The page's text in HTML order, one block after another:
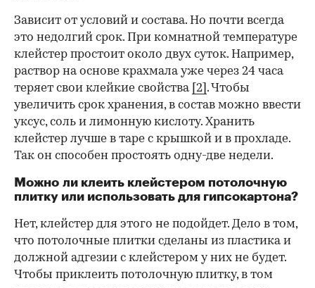
Зависит от условий и состава. Но почти всегда
это недолгий срок. При комнатной температуре
клейстер простоит около двух суток. Например,
раствор на основе крахмала уже через 24 часа
теряет свои клейкие свойства [2] . Чтобы
увеличить срок хранения, в состав можно ввести
уксус, соль и лимонную кислоту. Хранить
клейстер лучше в таре с крышкой и в прохладе.
Так он способен простоять одну-две недели.
Можно ли клеить клейстером потолочную
плитку или использовать для гипсокартона?
Нет, клейстер для этого не подойдет. Дело в том,
что потолочные плитки сделаны из пластика и
должной адгезии с клейстером у них не будет.
Чтобы приклеить потолочную плитку, в том